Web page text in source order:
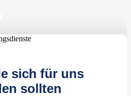
sich für uns
sollten